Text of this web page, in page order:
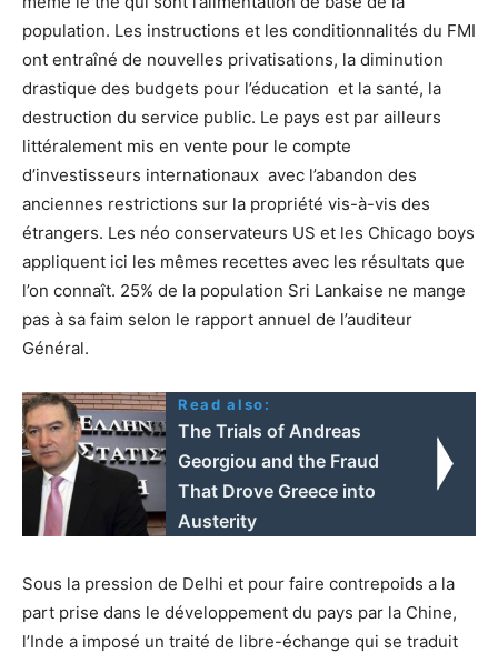
population. Les instructions et les conditionnalités du FMI
ont entraîné de nouvelles privatisations, la diminution
drastique des budgets pour l’éducation et la santé, la
destruction du service public. Le pays est par ailleurs
littéralement mis en vente pour le compte
d’investisseurs internationaux avec l’abandon des
anciennes restrictions sur la propriété vis-à-vis des
étrangers. Les néo conservateurs US et les Chicago boys
appliquent ici les mêmes recettes avec les résultats que
l’on connaît. 25% de la population Sri Lankaise ne mange
pas à sa faim selon le rapport annuel de l’auditeur
Général.
Read also:
The Trials of Andreas
Georgiou and the Fraud
That Drove Greece into
Austerity
Sous la pression de Delhi et pour faire contrepoids a la
part prise dans le développement du pays par la Chine,
l’Inde a imposé un traité de libre-échange qui se traduit